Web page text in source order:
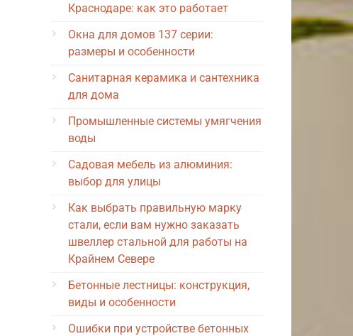
Краснодаре: как это работает
Окна для домов 137 серии:
размеры и особенности
Санитарная керамика и сантехника
для дома
Промышленные системы умягчения
воды
Садовая мебель из алюминия:
выбор для улицы
Как выбрать правильную марку
стали, если вам нужно заказать
швеллер стальной для работы на
Крайнем Севере
Бетонные лестницы: конструкция,
виды и особенности
Ошибки при устройстве бетонных